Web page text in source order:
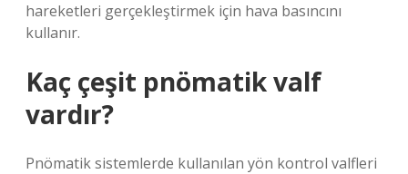
hareketleri gerçekleştirmek için hava basıncını
kullanır.
Kaç çeşit pnömatik valf
vardır?
Pnömatik sistemlerde kullanılan yön kontrol valfleri